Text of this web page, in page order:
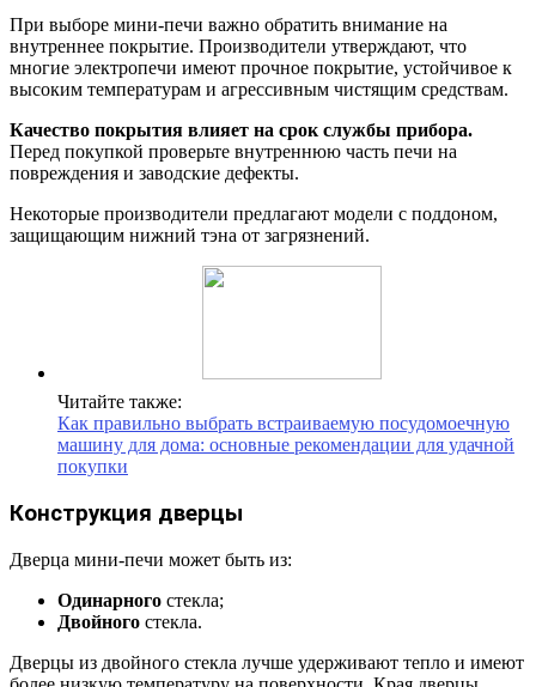
При выборе мини-печи важно обратить внимание на
внутреннее покрытие. Производители утверждают, что
многие электропечи имеют прочное покрытие, устойчивое к
высоким температурам и агрессивным чистящим средствам.
Качество покрытия влияет на срок службы прибора.
Перед покупкой проверьте внутреннюю часть печи на
повреждения и заводские дефекты.
Некоторые производители предлагают модели с поддоном,
защищающим нижний тэна от загрязнений.
Читайте также:
Как правильно выбрать встраиваемую посудомоечную
машину для дома: основные рекомендации для удачной
покупки
Конструкция дверцы
Дверца мини-печи может быть из:
Одинарного стекла;
Двойного стекла.
Дверцы из двойного стекла лучше удерживают тепло и имеют